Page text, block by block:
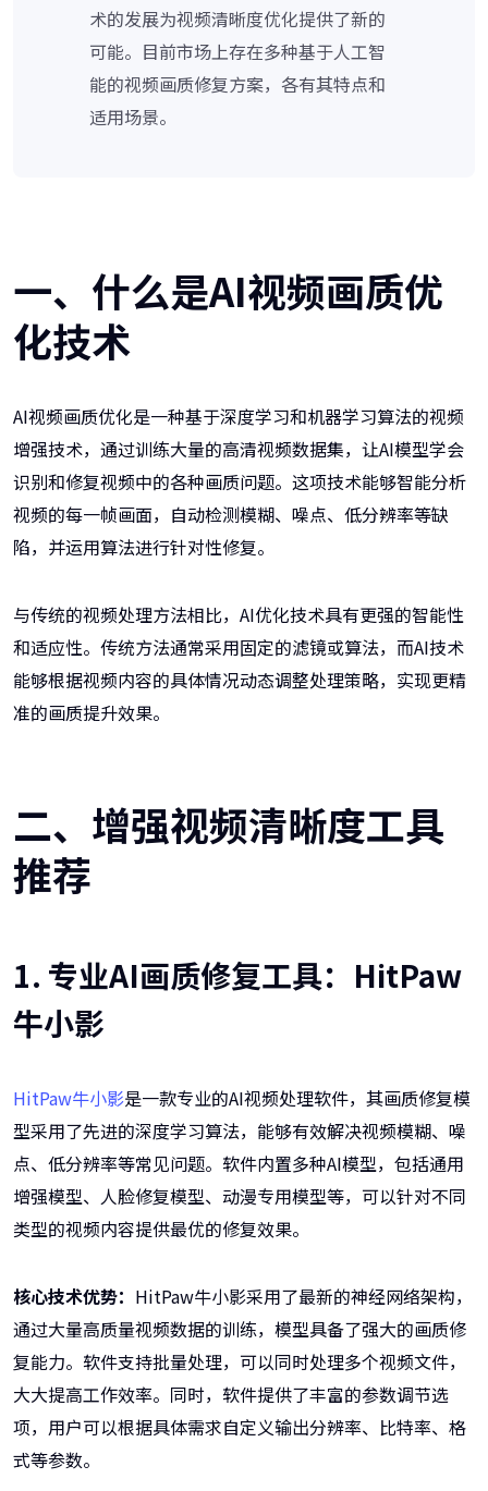
术的发展为视频清晰度优化提供了新的
可能。目前市场上存在多种基于人工智
能的视频画质修复方案，各有其特点和
适用场景。
一、什么是AI视频画质优
化技术
AI视频画质优化是一种基于深度学习和机器学习算法的视频
增强技术，通过训练大量的高清视频数据集，让AI模型学会
识别和修复视频中的各种画质问题。这项技术能够智能分析
视频的每一帧画面，自动检测模糊、噪点、低分辨率等缺
陷，并运用算法进行针对性修复。
与传统的视频处理方法相比，AI优化技术具有更强的智能性
和适应性。传统方法通常采用固定的滤镜或算法，而AI技术
能够根据视频内容的具体情况动态调整处理策略，实现更精
准的画质提升效果。
二、增强视频清晰度工具
推荐
1. 专业AI画质修复工具：HitPaw
牛小影
HitPaw牛小影是一款专业的AI视频处理软件，其画质修复模
型采用了先进的深度学习算法，能够有效解决视频模糊、噪
点、低分辨率等常见问题。软件内置多种AI模型，包括通用
增强模型、人脸修复模型、动漫专用模型等，可以针对不同
类型的视频内容提供最优的修复效果。
核心技术优势： HitPaw牛小影采用了最新的神经网络架构，
通过大量高质量视频数据的训练，模型具备了强大的画质修
复能力。软件支持批量处理，可以同时处理多个视频文件，
大大提高工作效率。同时，软件提供了丰富的参数调节选
项，用户可以根据具体需求自定义输出分辨率、比特率、格
式等参数。